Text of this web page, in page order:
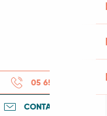
05 65 31 61
CONTACTEZ-NOUS